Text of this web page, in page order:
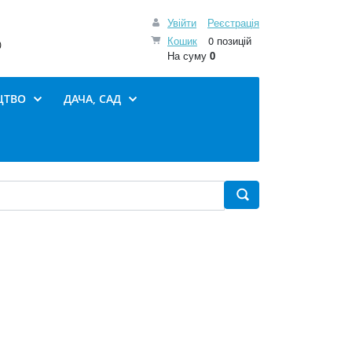
Увійти
Реєстрація
Кошик
0 позицій
На суму 0
ДАЧА, САД